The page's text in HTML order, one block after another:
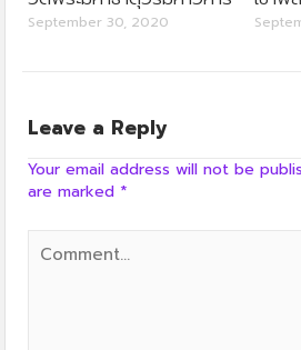
September 30, 2020
Leave a Reply
Your email address will not be
are marked *